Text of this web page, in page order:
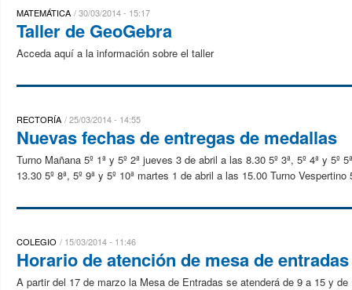
MATEMÁTICA 30/03/2014 - 15:17
Taller de GeoGebra
Acceda aquí a la información sobre el taller
RECTORÍA 25/03/2014 - 14:55
Nuevas fechas de entregas de medallas
Turno Mañana 5º 1ª y 5º 2ª jueves 3 de abril a las 8.30 5º 3ª, 5º 4ª y
13.30 5º 8ª, 5º 9ª y 5º 10ª martes 1 de abril a las 15.00 Turno Vespertino
COLEGIO 15/03/2014 - 11:46
Horario de atención de mesa de entradas
A partir del 17 de marzo la Mesa de Entradas se atenderá de 9 a 15 y de